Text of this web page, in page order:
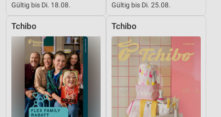
Gültig bis Di. 18.08. Gültig bis Di. 25.08.
Tchibo Tchibo